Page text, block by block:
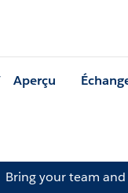
Aperçu
Bring your team